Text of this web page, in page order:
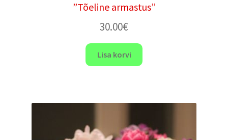
”Tõeline armastus”
30.00€
Lisa korvi